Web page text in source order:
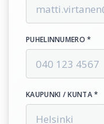
PUHELINNUMERO *
KAUPUNKI / KUNTA *